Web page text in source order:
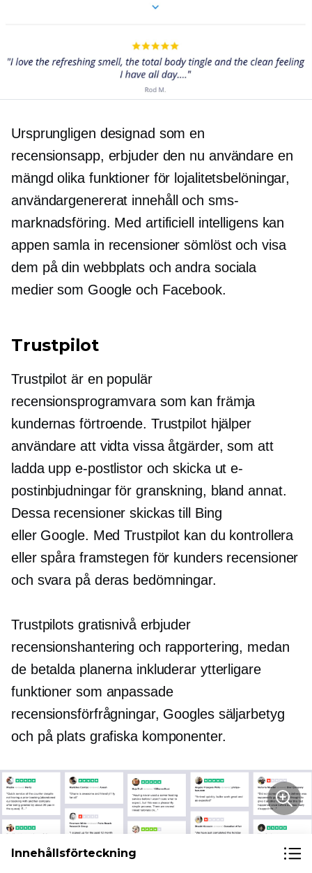
Ursprungligen designad som en
recensionsapp, erbjuder den nu användare en
mängd olika funktioner för lojalitetsbelöningar,
användargenererat innehåll och sms-
marknadsföring. Med artificiell intelligens kan
appen samla in recensioner sömlöst och visa
dem på din webbplats och andra sociala
medier som Google och Facebook.
Trustpilot
Trustpilot är en populär
recensionsprogramvara som kan främja
kundernas förtroende. Trustpilot hjälper
användare att vidta vissa åtgärder, som att
ladda upp e-postlistor och skicka ut e-
postinbjudningar för granskning, bland annat.
Dessa recensioner skickas till Bing
eller Google. Med Trustpilot kan du kontrollera
eller spåra framstegen för kunders recensioner
och svara på deras bedömningar.
Trustpilots gratisnivå erbjuder
recensionshantering och rapportering, medan
de betalda planerna inkluderar ytterligare
funktioner som anpassade
recensionsförfrågningar, Googles säljarbetyg
och på platsgrafiska komponenter.
Innehållsförteckning